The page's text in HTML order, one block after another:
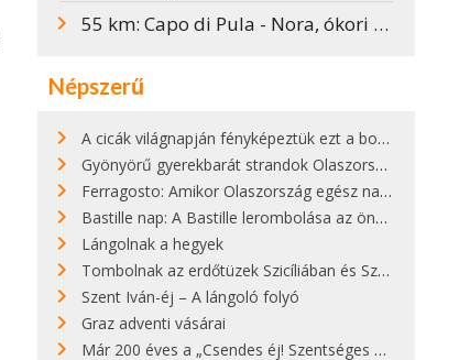
55 km: Capo di Pula - Nora, ókori romváros
Népszerű
A cicák világnapján fényképeztük ezt a bokor alatt hűsölő cicát Kisorosziban
Gyönyörű gyerekbarát strandok Olaszországban - megmutatjuk a 15 legjobbat
Ferragosto: Amikor Olaszország egész nap nyaral
Bastille nap: A Bastille lerombolása az önkényuralom végét jelentette
Lángolnak a hegyek
Tombolnak az erdőtüzek Szicíliában és Szardínián
Szent Iván-éj – A lángoló folyó
Graz adventi vásárai
Már 200 éves a „Csendes éj! Szentséges éj!”